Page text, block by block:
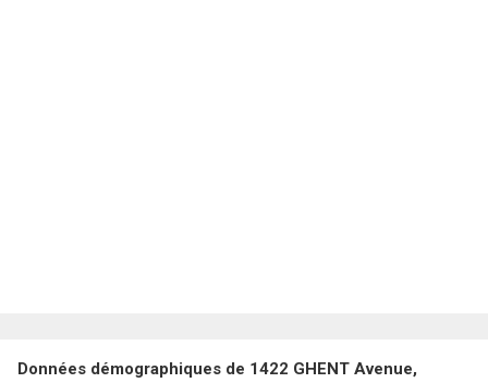
Données démographiques de 1422 GHENT Avenue,